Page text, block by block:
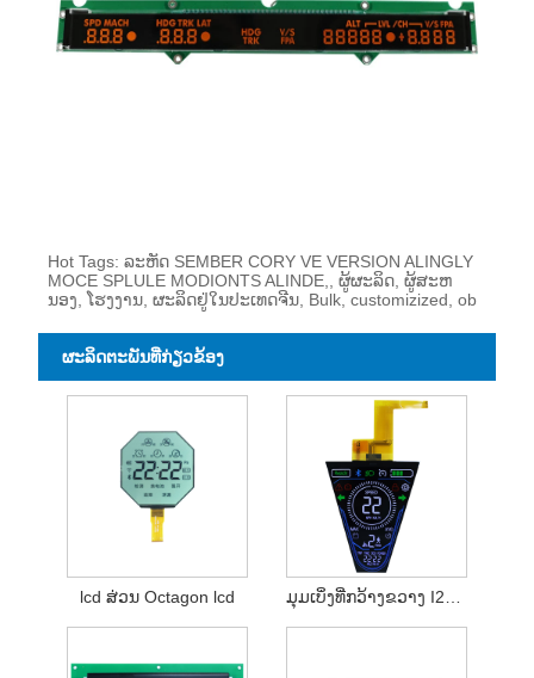
Hot Tags: ລະຫັດ SEMBER CORY VE VERSION ALINGLY
MOCE SPLULE MODIONTS ALINDE,, ຜູ້ຜະລິດ, ຜູ້ສະຫ
ນອງ, ໂຮງງານ, ຜະລິດຢູ່ໃນປະເທດຈີນ, Bulk, customizized, ob
ຜະ​ລິດ​ຕະ​ພັນ​ທີ່​ກ່ຽວ​ຂ້ອງ
lcd ສ່ວນ Octagon lcd ມຸມເບິ່ງທີ່ກວ້າງຂວາງ I2C Intionface VA ຈໍສະແດງຈຸດສີທີ່ມີສີສັນ